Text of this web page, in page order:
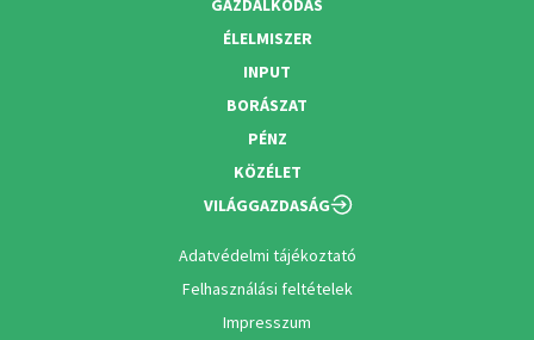
GAZDÁLKODÁS
ÉLELMISZER
INPUT
BORÁSZAT
PÉNZ
KÖZÉLET
VILÁGGAZDASÁG
Adatvédelmi tájékoztató
Felhasználási feltételek
Impresszum